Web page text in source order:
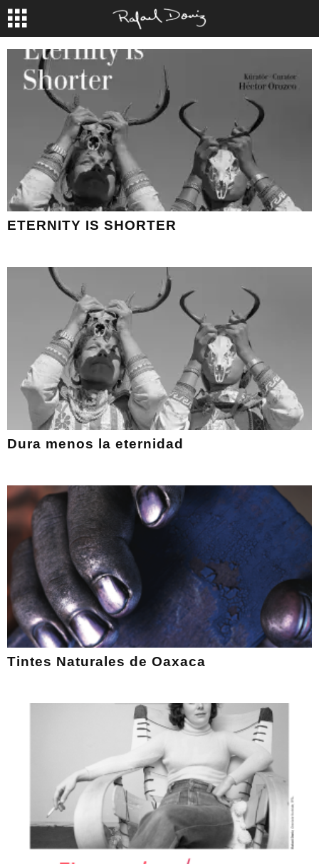
ETERNITY IS SHORTER
Dura menos la eternidad
Tintes Naturales de Oaxaca